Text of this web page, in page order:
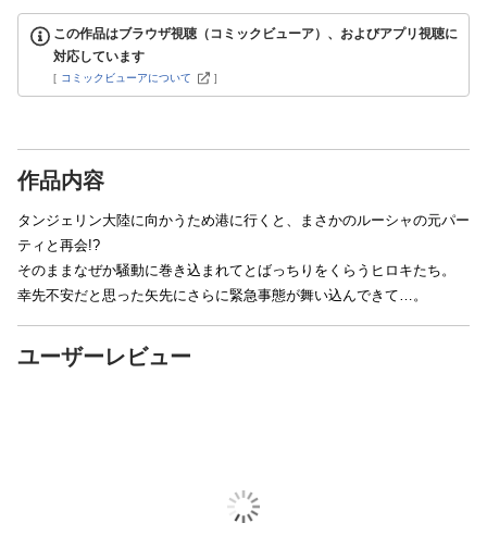
この作品はブラウザ視聴（コミックビューア）、およびアプリ視聴に
対応しています
[ コミックビューアについて ]
作品内容
タンジェリン大陸に向かうため港に行くと、まさかのルーシャの元パー
ティと再会!?
そのままなぜか騒動に巻き込まれてとばっちりをくらうヒロキたち。
幸先不安だと思った矢先にさらに緊急事態が舞い込んできて…。
ユーザーレビュー